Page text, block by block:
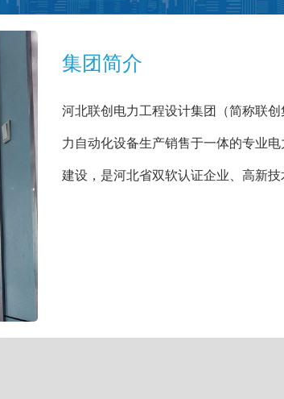
集团简介
河北联创电力工程设计集团（简称联
力自动化设备生产销售于一体的专业
建设，是河北省双软认证企业、高新